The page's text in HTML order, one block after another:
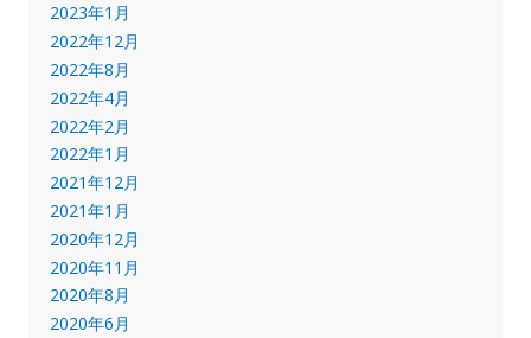
2023年1月
2022年12月
2022年8月
2022年4月
2022年2月
2022年1月
2021年12月
2021年1月
2020年12月
2020年11月
2020年8月
2020年6月